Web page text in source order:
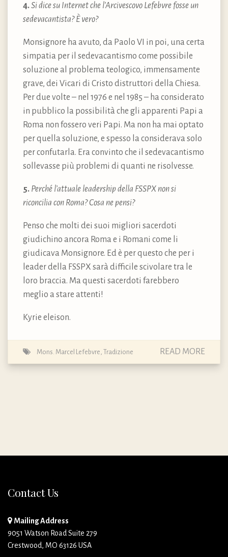
4.Si dice su Internet che l’Arcivescovo Lefebvre fosse un
sedevacantista? È vero?
Monsignore ha avuto, da Paolo VI in poi, una certa
simpatia per il sedevacantismo come possibile
soluzione al problema teologico, immensamente
grave, dei Vicari di Cristo distruttori della Chiesa.
Per due volte – nel 1976 e nel 1985 – ha considerato
in pubblico la possibilità che gli apparenti Papi a
Roma non fossero veri Papi. Ma non ha mai optato
per quella soluzione, e spesso la considerava solo
per confutarla. Era convinto che il sedevacantismo
sollevasse più problemi di quanti ne risolvesse.
5. Perché l’attuale leadership della FSSPX non si
riconcilia con Roma? Cosa ne pensi?
Penso che molti dei suoi migliori sacerdoti
giudichino ancora Roma e i Romani come li
giudicava Monsignore. Ed è per questo che per i
leader della FSSPX sarà difficile scivolare tra le
loro braccia. Ma questi sacerdoti farebbero
meglio a stare attenti!
Kyrie eleison.
Mons. Marcel Lefebvre Tradizione READ MORE
Contact Us
Mailing Address
9051 Watson Road Suite 279
Crestwood, MO 63126 USA